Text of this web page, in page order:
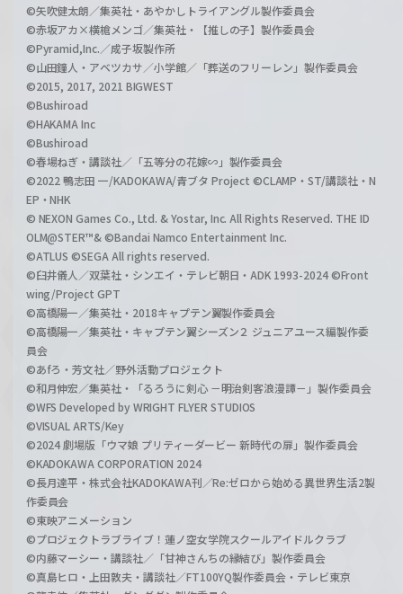
©矢吹健太朗／集英社・あやかしトライアングル製作委員会
©赤坂アカ×横槍メンゴ／集英社・【推しの子】製作委員会
©Pyramid,Inc.／成子坂製作所
©山田鐘人・アベツカサ／小学館／「葬送のフリーレン」製作委員会
©2015, 2017, 2021 BIGWEST
©Bushiroad
©HAKAMA Inc
©Bushiroad
©春場ねぎ・講談社／「五等分の花嫁∽」製作委員会
©2022 鴨志田 一/KADOKAWA/青ブタ Project ©CLAMP・ST/講談社・N
EP・NHK
© NEXON Games Co., Ltd. & Yostar, Inc. All Rights Reserved. THE ID
OLM@STER™& ©Bandai Namco Entertainment Inc.
©ATLUS ©SEGA All rights reserved.
©臼井儀人／双葉社・シンエイ・テレビ朝日・ADK 1993-2024 ©Front
wing/Project GPT
©高橋陽一／集英社・2018キャプテン翼製作委員会
©高橋陽一／集英社・キャプテン翼シーズン２ ジュニアユース編製作委
員会
©あfろ・芳文社／野外活動プロジェクト
©和月伸宏／集英社・「るろうに剣心 －明治剣客浪漫譚－」製作委員会
©WFS Developed by WRIGHT FLYER STUDIOS
©VISUAL ARTS/Key
©2024 劇場版「ウマ娘 プリティーダービー 新時代の扉」製作委員会
©KADOKAWA CORPORATION 2024
©長月達平・株式会社KADOKAWA刊／Re:ゼロから始める異世界生活2製
作委員会
©東映アニメーション
©プロジェクトラブライブ！蓮ノ空女学院スクールアイドルクラブ
©内藤マーシー・講談社／「甘神さんちの縁結び」製作委員会
©真島ヒロ・上田敦夫・講談社／FT100YQ製作委員会・テレビ東京